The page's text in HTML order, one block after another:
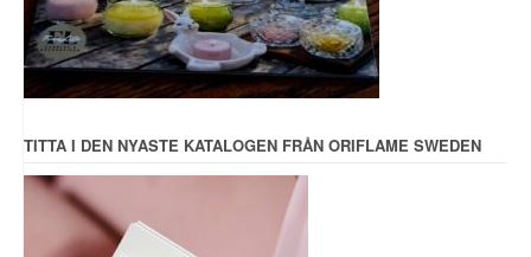
TITTA I DEN NYASTE KATALOGEN FRÅN ORIFLAME SWEDEN